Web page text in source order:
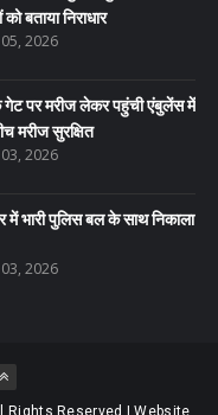
बताया निराधार
2026
पर मरीज लेकर पहुंची एंबुलेंस में
मरीज सुरक्षित
2026
भारी पुलिस बल के साथ निकाला
2026
Rights Reserved | Website